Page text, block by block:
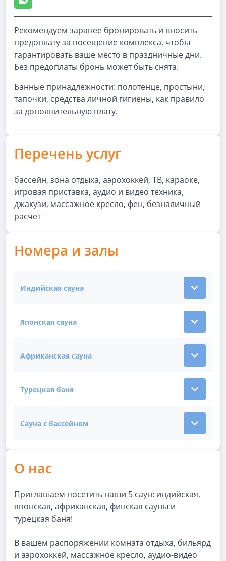
Рекомендуем заранее бронировать и вносить
предоплату за посещение комплекса, чтобы
гарантировать ваше место в праздничные дни.
Без предоплаты бронь может быть снята.
Банные принадлежности: полотенце, простыни,
тапочки, средства личной гигиены, как правило
за дополнительную плату.
Перечень услуг
бассейн, зона отдыха, аэрохоккей, ТВ, караоке,
игровая приставка, аудио и видео техника,
джакузи, массажное кресло, фен, безналичный
расчет
Номера и залы
Индийская сауна
Показать подробности зала Индийская сауна
Японская сауна
Показать подробности зала Японская сауна
Африканская сауна
Показать подробности зала Африканская сауна
Турецкая баня
Показать подробности зала Турецкая баня
Сауна с бассейном
Показать подробности зала Сауна с бассейном
О нас
Приглашаем посетить наши 5 саун: индийская,
японская, африканская, финская сауны и
турецкая баня!
В вашем распоряжении комната отдыха, бильярд
и аэрохоккей, массажное кресло, аудио-видео